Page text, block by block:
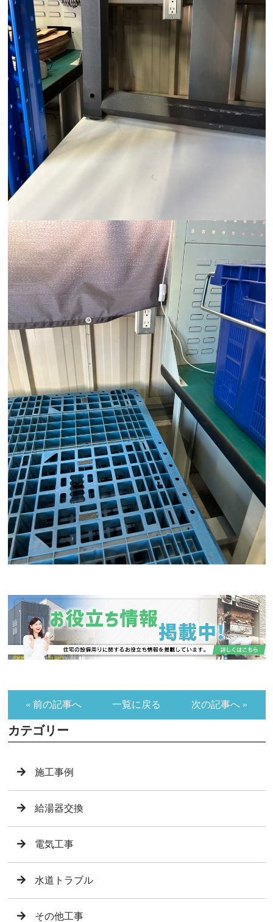
« 前の記事へ 一覧に戻る 次の記事へ »
カテゴリー
施工事例
給湯器交換
電気工事
水道トラブル
その他工事